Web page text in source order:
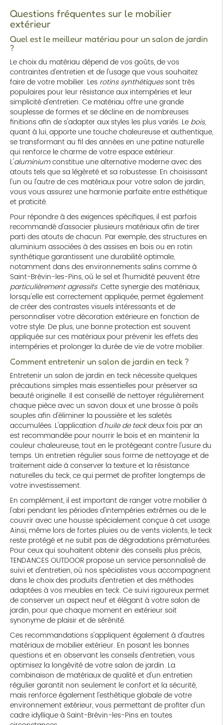
Questions fréquentes sur le mobilier
extérieur
Quel est le meilleur matériau pour un salon de jardin
?
Le choix du matériau dépend de vos goûts, de vos
contraintes d'entretien et de l'usage que vous souhaitez
faire de votre mobilier. Les rotins synthétiquessont très
populaires pour leur résistance aux intempéries et leur
simplicité d'entretien. Ce matériau offre une grande
souplesse de formes et se décline en de nombreuses
finitions afin de s'adapter aux styles les plus variés. Le bois,
quant à lui, apporte une touche chaleureuse et authentique,
se transformant au fil des années en une patine naturelle
qui renforce le charme de votre espace extérieur.
L'aluminiumconstitue une alternative moderne avec des
atouts tels que sa légèreté et sa robustesse. En choisissant
l'un ou l'autre de ces matériaux pour votre salon de jardin,
vous vous assurez une harmonie parfaite entre esthétique
et praticité.
Pour répondre à des exigences spécifiques, il est parfois
recommandé d'associer plusieurs matériaux afin de tirer
parti des atouts de chacun. Par exemple, des structures en
aluminium associées à des assises en bois ou en rotin
synthétique garantissent une durabilité optimale,
notamment dans des environnements salins comme à
Saint-Brévin-les-Pins, où le sel et l'humidité peuvent être
particulièrement agressifs. Cette synergie des matériaux,
lorsqu'elle est correctement appliquée, permet également
de créer des contrastes visuels intéressants et de
personnaliser votre décoration extérieure en fonction de
votre style. De plus, une bonne protection est souvent
appliquée sur ces matériaux pour prévenir les effets des
intempéries et prolonger la durée de vie de votre mobilier.
Comment entretenir un salon de jardin en teck ?
Entretenir un salon de jardin en teck nécessite quelques
précautions simples mais essentielles pour préserver sa
beauté originelle. Il est conseillé de nettoyer régulièrement
chaque pièce avec un savon doux et une brosse à poils
souples afin d'éliminer la poussière et les saletés
accumulées. L'application d'huile de teckdeux fois par an
est recommandée pour nourrir le bois et en maintenir la
couleur chaleureuse, tout en le protégeant contre l'usure du
temps. Un entretien régulier sous forme de nettoyage et de
traitement aide à conserver la texture et la résistance
naturelles du teck, ce qui permet de profiter longtemps de
votre investissement.
En complément, il est important de ranger votre mobilier à
l'abri pendant les périodes d'intempéries extrêmes ou de le
couvrir avec une housse spécialement conçue à cet usage.
Ainsi, même lors de fortes pluies ou de vents violents, le teck
reste protégé et ne subit pas de dégradations prématurées.
Pour ceux qui souhaitent obtenir des conseils plus précis,
TENDANCES OUTDOOR propose un service personnalisé de
suivi et d'entretien, où nos spécialistes vous accompagnent
dans le choix des produits d'entretien et des méthodes
adaptées à vos meubles en teck. Ce suivi rigoureux permet
de conserver un aspect neuf et élégant à votre salon de
jardin, pour que chaque moment en extérieur soit
synonyme de plaisir et de sérénité.
Ces recommandations s'appliquent également à d'autres
matériaux de mobilier extérieur. En posant les bonnes
questions et en observant les conseils d'entretien, vous
optimisez la longévité de votre salon de jardin. La
combinaison de matériaux de qualité et d'un entretien
régulier garantit non seulement le confort et la sécurité,
mais renforce également l'esthétique globale de votre
environnement extérieur, vous permettant de profiter d'un
cadre idyllique à Saint-Brévin-les-Pins en toutes